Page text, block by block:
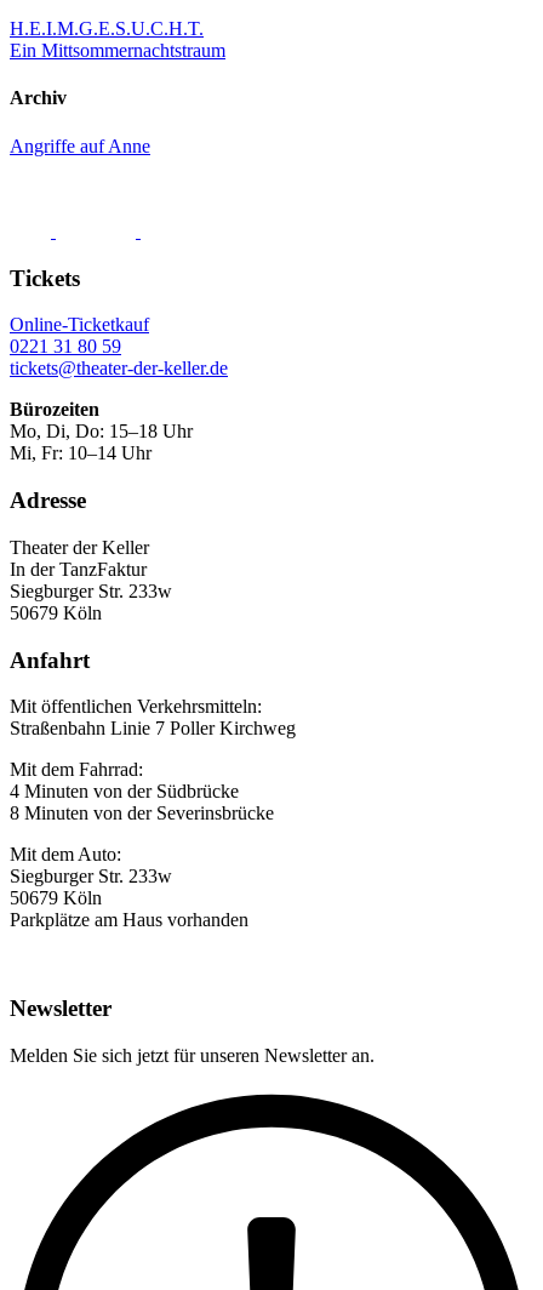
H.E.I.M.G.E.S.U.C.H.T.
Ein Mittsommer­nachts­traum
Archiv
Angriffe auf Anne
Tickets
Online-Ticketkauf
0221 31 80 59
tickets@theater-der-keller.de
Bürozeiten
Mo, Di, Do: 15–18 Uhr
Mi, Fr: 10–14 Uhr
Adresse
Theater der Keller
In der TanzFaktur
Siegburger Str. 233w
50679 Köln
Anfahrt
Mit öffentlichen Verkehrsmitteln:
Straßenbahn Linie 7 Poller Kirchweg
Mit dem Fahrrad:
4 Minuten von der Südbrücke
8 Minuten von der Severinsbrücke
Mit dem Auto:
Siegburger Str. 233w
50679 Köln
Parkplätze am Haus vorhanden
Newsletter
Melden Sie sich jetzt für unseren Newsletter an.